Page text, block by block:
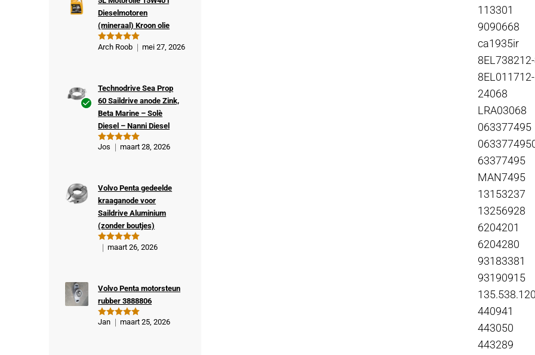
113301
9090668
ca1935ir
24068
LRA03068
063377495
63377495
MAN7495
13153237
13256928
6204201
6204280
93183381
93190915
135.538.120
440941
443050
443289
Gewaardeer
Dieselmotoren
(mineraal) Kroon olie
Arch Roob mei 27, 2026
Gewaardeer
Technodrive Sea Prop
60 Saildrive anode Zink,
Beta Marine – Solè
Diesel – Nanni Diesel
Jos maart 28, 2026
Gewaardeer
Volvo Penta gedeelde
kraaganode voor
Saildrive Aluminium
(zonder boutjes)
maart 26, 2026
Gewaardeer
Volvo Penta motorsteun
rubber 3888806
Jan maart 25, 2026